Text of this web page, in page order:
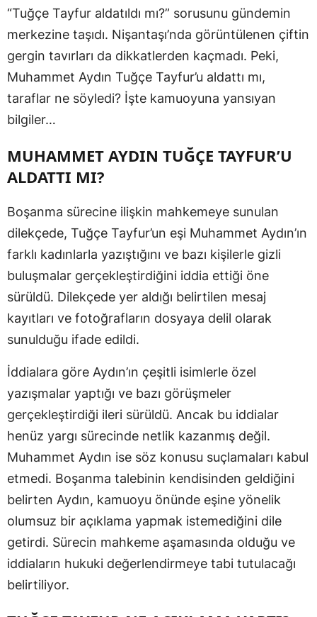
“Tuğçe Tayfur aldatıldı mı?” sorusunu gündemin
merkezine taşıdı. Nişantaşı’nda görüntülenen çiftin
gergin tavırları da dikkatlerden kaçmadı. Peki,
Muhammet Aydın Tuğçe Tayfur’u aldattı mı,
taraflar ne söyledi? İşte kamuoyuna yansıyan
bilgiler…
MUHAMMET AYDIN TUĞÇE TAYFUR’U
ALDATTI MI?
Boşanma sürecine ilişkin mahkemeye sunulan
dilekçede, Tuğçe Tayfur’un eşi Muhammet Aydın’ın
farklı kadınlarla yazıştığını ve bazı kişilerle gizli
buluşmalar gerçekleştirdiğini iddia ettiği öne
sürüldü. Dilekçede yer aldığı belirtilen mesaj
kayıtları ve fotoğrafların dosyaya delil olarak
sunulduğu ifade edildi.
İddialara göre Aydın’ın çeşitli isimlerle özel
yazışmalar yaptığı ve bazı görüşmeler
gerçekleştirdiği ileri sürüldü. Ancak bu iddialar
henüz yargı sürecinde netlik kazanmış değil.
Muhammet Aydın ise söz konusu suçlamaları kabul
etmedi. Boşanma talebinin kendisinden geldiğini
belirten Aydın, kamuoyu önünde eşine yönelik
olumsuz bir açıklama yapmak istemediğini dile
getirdi. Sürecin mahkeme aşamasında olduğu ve
iddiaların hukuki değerlendirmeye tabi tutulacağı
belirtiliyor.